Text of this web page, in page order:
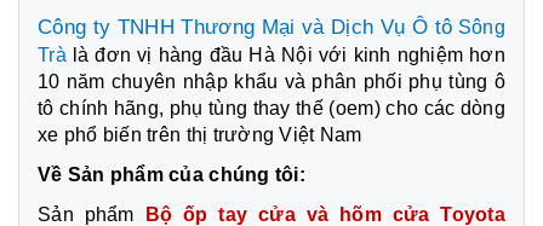
Công ty TNHH Thương Mại và Dịch Vụ Ô tô Sông
Trà là đơn vị hàng đầu Hà Nội với kinh nghiệm hơn
10 năm chuyên nhập khẩu và phân phối phụ tùng ô
tô chính hãng, phụ tùng thay thế (oem) cho các dòng
xe phổ biến trên thị trường Việt Nam
Về Sản phẩm của chúng tôi:
Sản phẩm
Bộ ốp tay cửa và hõm cửa Toyota